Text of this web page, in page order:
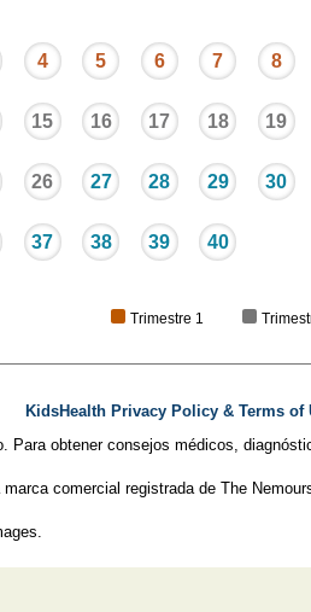
4 5 6 7 8
15 16 17 18 19
26 27 28 29 30
37 38 39 40
Trimestre 1
KidsHealth Privacy Policy & Terms of
Para obtener consejos médicos,
comercial registrada de The